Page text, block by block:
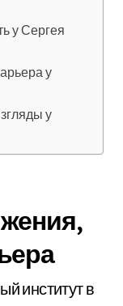
у Сергея
у
у
институт в